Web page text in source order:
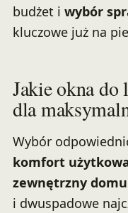
budżet i wybór
kluczowe już na
Jakie okna do
dla
Wybór
komfort
zewnętrzny domu
i dwuspadowe